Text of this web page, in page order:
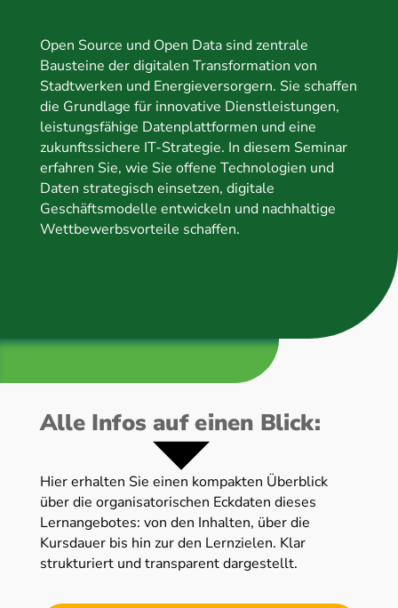
Open Source und Open Data sind zentrale
Bausteine der digitalen Transformation von
Stadtwerken und Energieversorgern. Sie schaffen
die Grundlage für innovative Dienstleistungen,
leistungsfähige Datenplattformen und eine
zukunftssichere IT-Strategie. In diesem Seminar
erfahren Sie, wie Sie offene Technologien und
Daten strategisch einsetzen, digitale
Geschäftsmodelle entwickeln und nachhaltige
Wettbewerbsvorteile schaffen.
Alle Infos auf einen Blick:
Hier erhalten Sie einen kompakten Überblick
über die organisatorischen Eckdaten dieses
Lernangebotes: von den Inhalten, über die
Kursdauer bis hin zur den Lernzielen. Klar
strukturiert und transparent dargestellt.